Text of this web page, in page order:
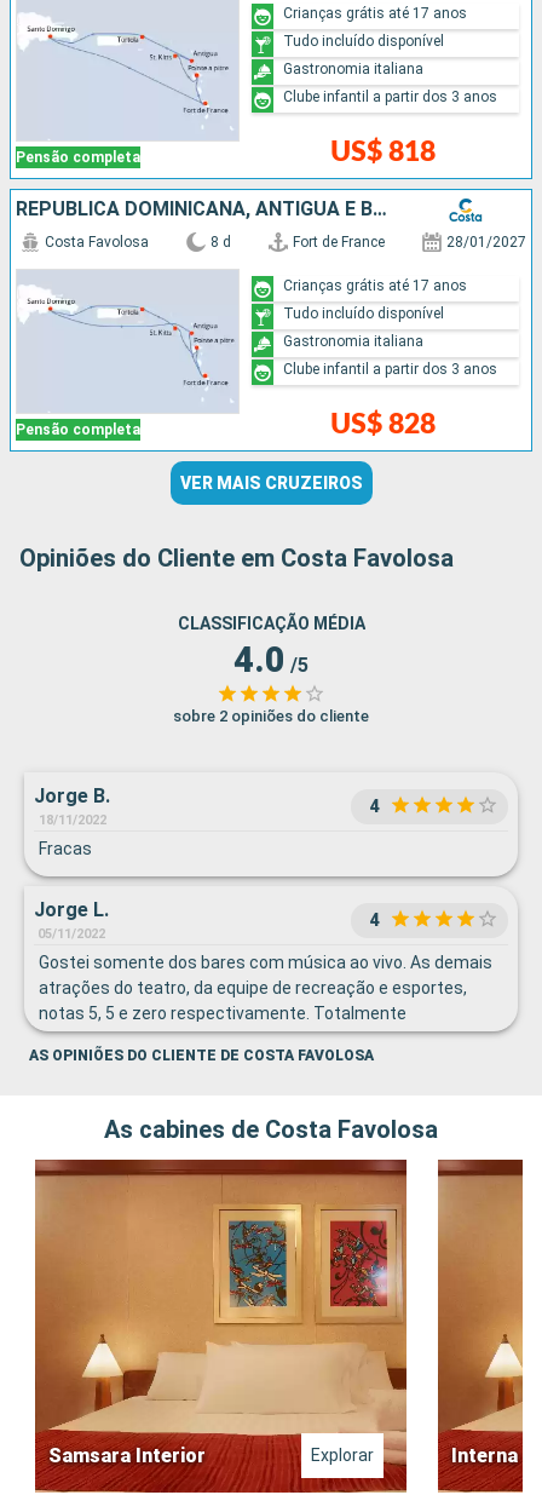
Pensão completa US$ 818
Crianças grátis até 17 anos
Tudo incluído disponível
Gastronomia italiana
Clube infantil a partir dos 3 anos
REPUBLICA DOMINICANA, ANTIGUA E BARBUDA
Pensão completa
Costa Favolosa 8 d Fort de France 28/01/2027
US$ 828
Crianças grátis até 17 anos
Tudo incluído disponível
Gastronomia italiana
Clube infantil a partir dos 3 anos
VER MAIS CRUZEIROS
Opiniões do Cliente em Costa Favolosa
CLASSIFICAÇÃO MÉDIA
4.0 /5
sobre 2 opiniões do cliente
Jorge B.
18/11/2022
4
Fracas
Jorge L.
05/11/2022
4
Gostei somente dos bares com música ao vivo. As demais
atrações do teatro, da equipe de recreação e esportes,
notas 5, 5 e zero respectivamente. Totalmente
insastifatoria e inexistente (atividades esportivas),
somente a academia, mesmo assim sem qualquer
AS OPINIÕES DO CLIENTE DE COSTA FAVOLOSA
As cabines de Costa Favolosa
Samsara Interior Explorar Interna